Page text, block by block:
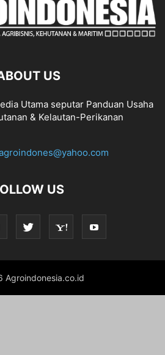
US
Utama seputar Panduan Usaha
& Kelautan-Perikanan
US
Agroindonesia.co.id